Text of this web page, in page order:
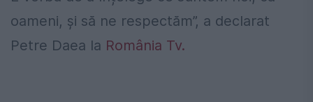
oameni, și să ne respectăm”, a declarat
Petre Daea la România Tv.